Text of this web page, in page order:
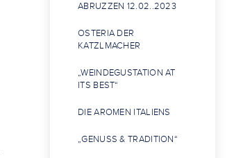
ABRUZZEN 12.02..2023
OSTERIA DER
KATZLMACHER
„WEINDEGUSTATION AT
ITS BEST“
DIE AROMEN ITALIENS
„GENUSS & TRADITION“